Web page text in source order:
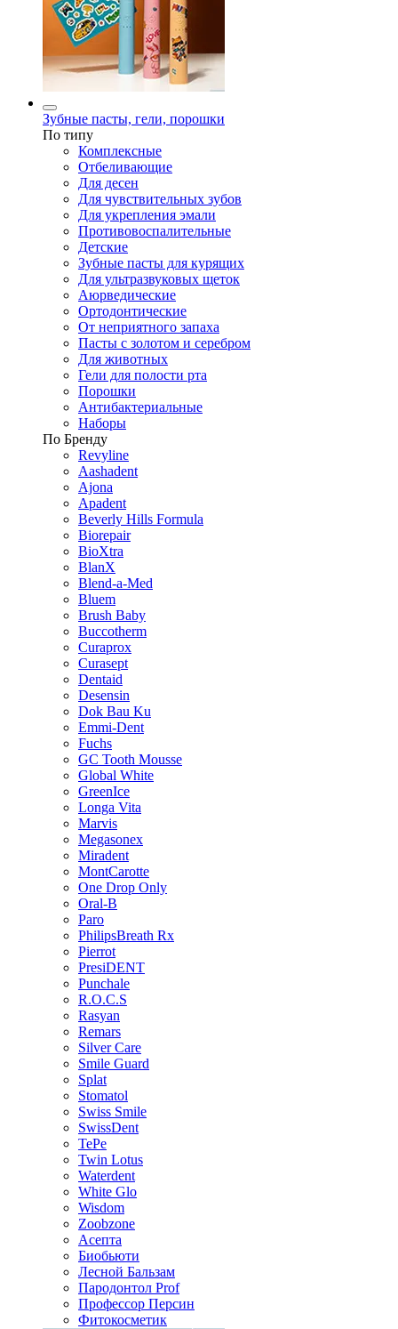
Зубные пасты, гели, порошки
По типу
Комплексные
Отбеливающие
Для десен
Для чувствительных зубов
Для укрепления эмали
Противовоспалительные
Детские
Зубные пасты для курящих
Для ультразвуковых щеток
Аюрведические
Ортодонтические
От неприятного запаха
Пасты с золотом и серебром
Для животных
Гели для полости рта
Порошки
Антибактериальные
Наборы
По Бренду
Revyline
Aashadent
Ajona
Apadent
Beverly Hills Formula
Biorepair
BioXtra
BlanX
Blend-a-Med
Bluem
Brush Baby
Buccotherm
Curaprox
Curasept
Dentaid
Desensin
Dok Bau Ku
Emmi-Dent
Fuchs
GC Tooth Mousse
Global White
GreenIce
Longa Vita
Marvis
Megasonex
Miradent
MontCarotte
One Drop Only
Oral-B
Paro
PhilipsBreath Rx
Pierrot
PresiDENT
Punchale
R.O.C.S
Rasyan
Remars
Silver Care
Smile Guard
Splat
Stomatol
Swiss Smile
SwissDent
TePe
Twin Lotus
Waterdent
White Glo
Wisdom
Zoobzone
Асепта
Биобьюти
Лесной Бальзам
Пародонтол Prof
Профессор Персин
Фитокосметик